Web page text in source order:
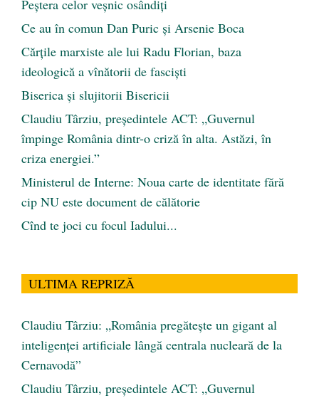
Peştera celor veşnic osândiţi
Ce au în comun Dan Puric şi Arsenie Boca
Cărţile marxiste ale lui Radu Florian, baza
ideologică a vînătorii de fascişti
Biserica și slujitorii Bisericii
Claudiu Târziu, președintele ACT: „Guvernul
împinge România dintr-o criză în alta. Astăzi, în
criza energiei.”
Ministerul de Interne: Noua carte de identitate fără
cip NU este document de călătorie
Cînd te joci cu focul Iadului...
ULTIMA REPRIZĂ
Claudiu Târziu: „România pregătește un gigant al
inteligenței artificiale lângă centrala nucleară de la
Cernavodă”
Claudiu Târziu, președintele ACT: „Guvernul